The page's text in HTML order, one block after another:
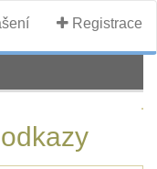
Registrace